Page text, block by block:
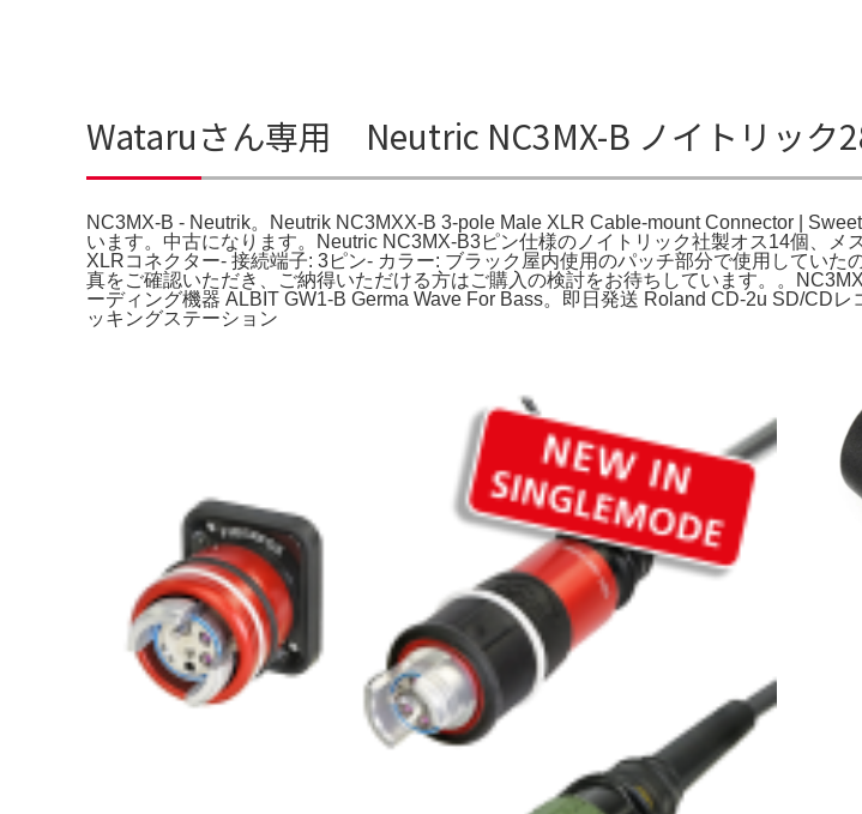
Wataruさん専用 Neutric NC3MX-B ノイトリック
NC3MX-B - Neutrik。Neutrik NC3MXX-B 3-pole Male XLR Cable-mount Connector |
います。中古になります。Neutric NC3MX-B3ピン仕様のノイトリック社製オス14個、
XLRコネクター- 接続端子: 3ピン- カラー: ブラック屋内使用のパッチ部分で使用してい
真をご確認いただき、ご納得いただける方はご購入の検討をお待ちしています。。
ーディング機器 ALBIT GW1-B Germa Wave For Bass。即日発送 Roland CD-2u SD/CD
ッキングステーション